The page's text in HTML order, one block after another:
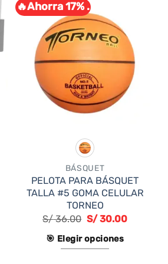
🔥Ahorra 17% .
BÁSQUET
PELOTA PARA BÁSQUET
TALLA #5 GOMA CELULAR
TORNEO
S/36.00 S/30.00
🎯 Elegir opciones